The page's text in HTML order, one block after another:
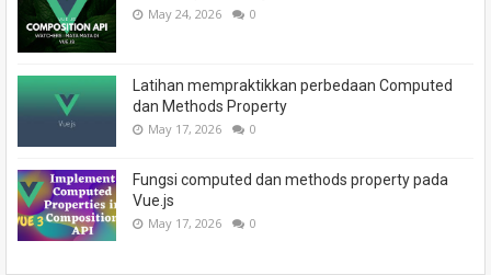
May 24, 2026 0
Latihan mempraktikkan perbedaan Computed
dan Methods Property
May 17, 2026 0
Fungsi computed dan methods property pada
Vue.js
May 17, 2026 0